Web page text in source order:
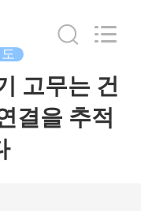
고무는 건
결을 추적